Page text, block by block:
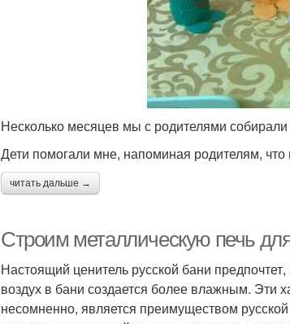
Несколько месяцев мы с родителями
Дети помогали мне, напоминая родителям,
читать дальше →
Строим металлическую печь
Настоящий ценитель русской бани
воздух в бани создается более влажным. Эти
несомненно, является преимуществом